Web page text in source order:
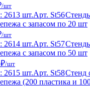
/шт
2613 шт.Арт. St56
с запасом по 20 шт
/шт
2614 шт.Арт. St57
с запасом по 50 шт
/шт
2615 шт.Арт. St58Стенд
(200 пластика и